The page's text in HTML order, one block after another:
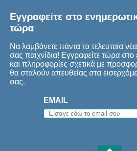
Εγγραφείτε στο
τώρα
Να λαμβάνετε πάντα τα τελευταία
σας παιχνίδια! Εγγραφείτε τώρα στο
και πληροφορίες σχετικά με
θα σταλούν απευθείας στα
σας.
EMAIL